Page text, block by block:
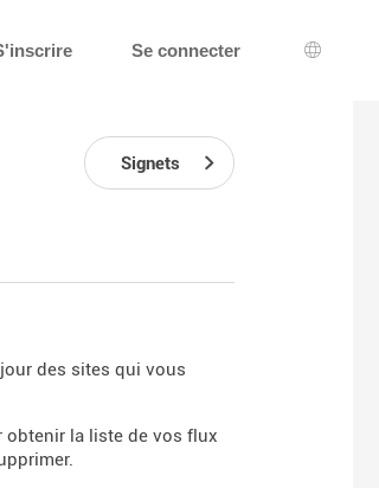
Se connecter
Choix
Signets
des sites qui vous
la liste de vos flux